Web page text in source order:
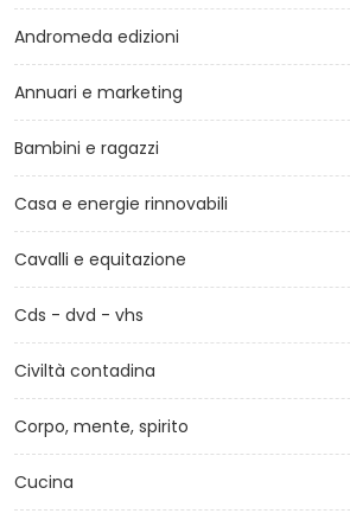
Andromeda edizioni
Annuari e marketing
Bambini e ragazzi
Casa e energie rinnovabili
Cavalli e equitazione
Cds - dvd - vhs
Civiltà contadina
Corpo, mente, spirito
Cucina